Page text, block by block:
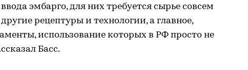
эмбарго, для них требуется сырье совсем
рецептуры и технологии, а главное,
использование которых в РФ просто не
Басс.